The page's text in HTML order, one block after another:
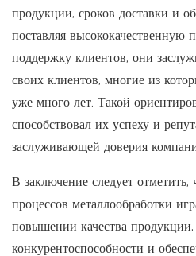
продукции, сроков доставки и
поставляя
поддержку клиентов, они
своих клиентов, многие из
уже много лет. Такой
способствовал их успеху и
заслуживающей доверия
В заключение следует отметить,
процессов металлообработки
повышении качества
конкурентоспособности и